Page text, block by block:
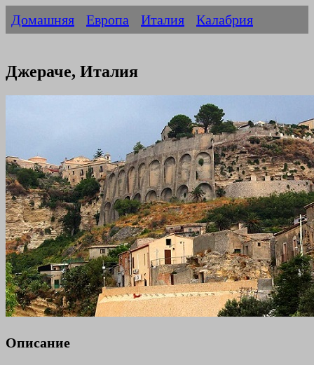
Домашняя Европа Италия Калабрия
Джераче, Италия
Описание